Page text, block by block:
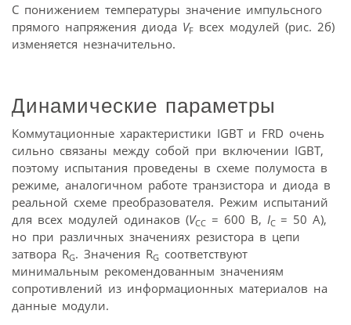
С понижением температуры значение импульсного
прямого напряжения диода VF всех модулей (рис. 2б)
изменяется незначительно.
Динамические параметры
Коммутационные характеристики IGBT и FRD очень
сильно связаны между собой при включении IGBT,
поэтому испытания проведены в схеме полумоста в
режиме, аналогичном работе транзистора и диода в
реальной схеме преобразователя. Режим испытаний
для всех модулей одинаков (VCC = 600 В, IC = 50 A),
но при различных значениях резистора в цепи
затвора RG. Значения RG соответствуют
минимальным рекомендованным значениям
сопротивлений из информационных материалов на
данные модули.